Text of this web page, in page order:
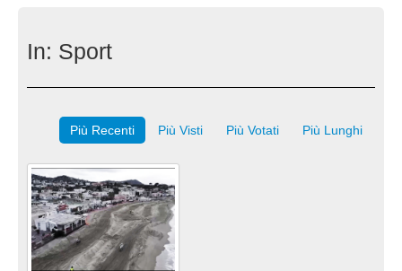
In: Sport
Più Recenti Più Visti Più Votati Più Lunghi